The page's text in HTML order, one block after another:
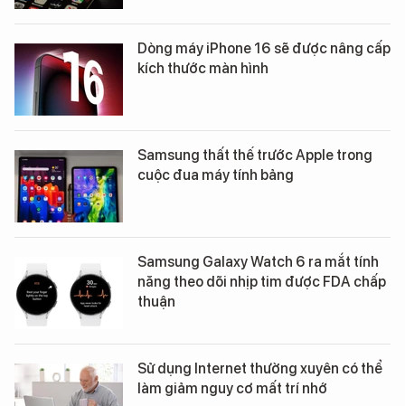
Dòng máy iPhone 16 sẽ được nâng cấp
kích thước màn hình
Samsung thất thế trước Apple trong
cuộc đua máy tính bảng
Samsung Galaxy Watch 6 ra mắt tính
năng theo dõi nhịp tim được FDA chấp
thuận
Sử dụng Internet thường xuyên có thể
làm giảm nguy cơ mất trí nhớ